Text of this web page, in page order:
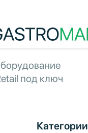
под ключ
Категории